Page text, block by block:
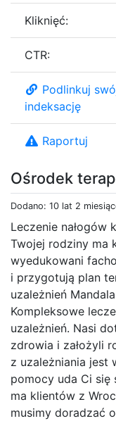
Ośrodek
Dodano: 10 lat 2
Leczenie nałogów
Twojej rodziny ma
wyedukowani
i przygotują plan
uzależnień
Kompleksowe
uzależnień. Nasi
zdrowia i założyli
z uzależniania jest
pomocy uda Ci się
ma klientów z
musimy doradzać
Kliknięć:
CTR:
Podlinkuj
indeksację
Raportuj